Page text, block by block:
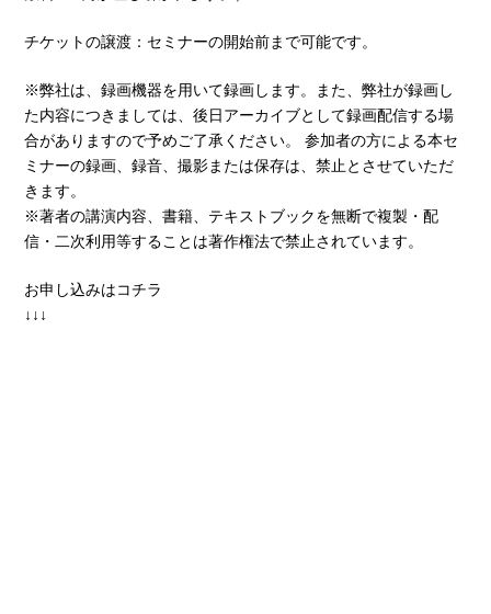
チケットの譲渡：セミナーの開始前まで可能です。
※弊社は、録画機器を用いて録画します。また、弊社が録画し
た内容につきましては、後日アーカイブとして録画配信する場
合がありますので予めご了承ください。 参加者の方による本セ
ミナーの録画、録音、撮影または保存は、禁止とさせていただ
きます。
※著者の講演内容、書籍、テキストブックを無断で複製・配
信・二次利用等することは著作権法で禁止されています。
お申し込みはコチラ
↓↓↓